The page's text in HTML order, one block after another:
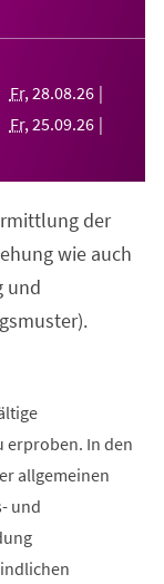
Fr, 28.08.26
Fr, 25.09.26
der
wie auch
und
erproben. In den
allgemeinen
und